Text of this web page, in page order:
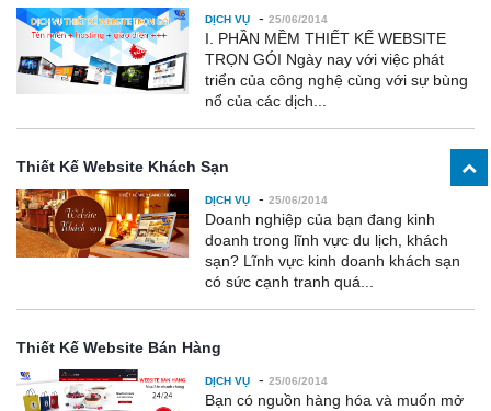
DỊCH VỤ - 25/06/2014
I. PHẦN MỀM THIẾT KẾ WEBSITE
TRỌN GÓI Ngày nay với việc phát
triển của công nghệ cùng với sự bùng
nổ của các dịch...
Thiết Kế Website Khách Sạn
DỊCH VỤ - 25/06/2014
Doanh nghiệp của bạn đang kinh
doanh trong lĩnh vực du lịch, khách
sạn? Lĩnh vực kinh doanh khách sạn
có sức cạnh tranh quá...
Thiết Kế Website Bán Hàng
DỊCH VỤ - 25/06/2014
Bạn có nguồn hàng hóa và muốn mở